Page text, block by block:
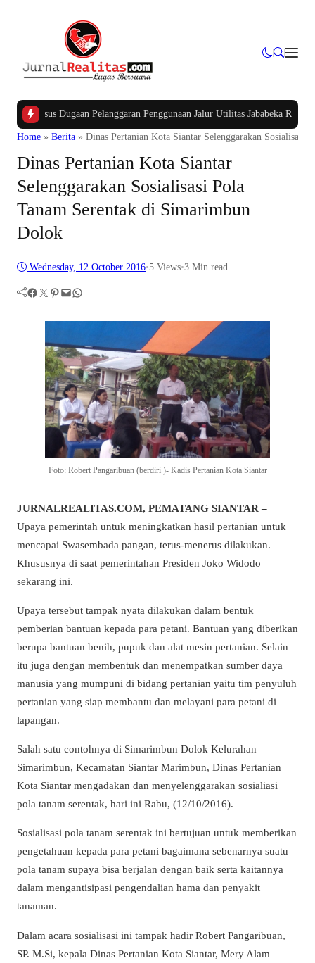
Dugaan Pelanggaran Penggunaan Jalur Utilitas Jababeka Resmi Naik ke
Home » Berita » Dinas Pertanian Kota Siantar Selenggarakan Sosialisasi
Dinas Pertanian Kota Siantar
Selenggarakan Sosialisasi Pola
Tanam Serentak di Simarimbun
Dolok
Wednesday, 12 October 2016•5 Views•3 Min read
Facebook Twitter Pinterest Mail WhatsApp
Foto: Robert Pangaribuan (berdiri )- Kadis Pertanian Kota Siantar
JURNALREALITAS.COM, PEMATANG SIANTAR –
Upaya pemerintah untuk meningkatkan hasil pertanian untuk
mencapai Swasembada pangan, terus-menerus dilakukan.
Khususnya di saat pemerintahan Presiden Joko Widodo
sekarang ini.
Upaya tersebut tampak nyata dilakukan dalam bentuk
pemberian bantuan kepada para petani. Bantuan yang diberikan
berupa bantuan benih, pupuk dan alat mesin pertanian. Selain
itu juga dengan membentuk dan menempatkan sumber daya
manusia yang mumpuni di bidang pertanian yaitu tim penyuluh
pertanian yang siap membantu dan melayani para petani di
lapangan.
Salah satu contohnya di Simarimbun Dolok Kelurahan
Simarimbun, Kecamatan Siantar Marimbun, Dinas Pertanian
Kota Siantar mengadakan dan menyelenggarakan sosialiasi
pola tanam serentak, hari ini Rabu, (12/10/2016).
Sosialisasi pola tanam serentak ini bertujuan untuk memberikan
pengetahuan kepada para petani bagaimana sebenarnya suatu
pola tanam supaya bisa berjalan dengan baik serta kaitannya
dalam mengantisipasi pengendalian hama dan penyakit
tanaman.
Dalam acara sosialisasi ini tampak hadir Robert Pangaribuan,
SP. M.Si, kepala Dinas Pertanian Kota Siantar, Mery Alam